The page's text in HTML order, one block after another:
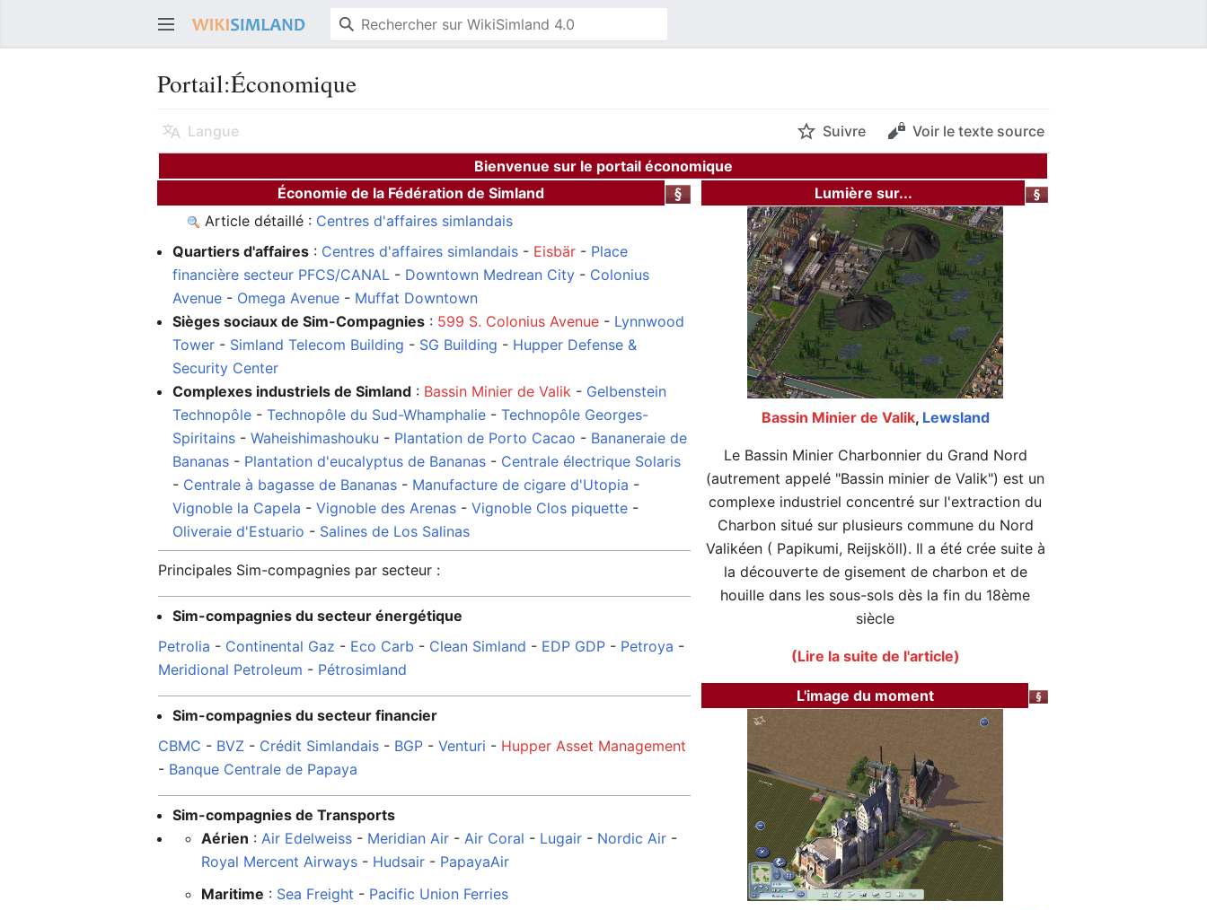
Portail:Économique
Langue Suivre
Voir le texte source
Bienvenue sur le portail économique
Économie de la Fédération de Simland
Article détaillé : Centres d'affaires simlandais
Quartiers d'affaires : Centres d'affaires simlandais - Eisbär - Place
financière secteur PFCS/CANAL - Downtown Medrean City - Colonius
Avenue - Omega Avenue - Muffat Downtown
Sièges sociaux de Sim-Compagnies : 599 S. Colonius Avenue - Lynnwood
Tower - Simland Telecom Building - SG Building - Hupper Defense &
Security Center
Complexes industriels de Simland : Bassin Minier de Valik - Gelbenstein
Technopôle -Technopôle du Sud-Whamphalie -Technopôle Georges-
Spiritains -Waheishimashouku - Plantation de Porto Cacao - Bananeraie de
Bananas - Plantation d'eucalyptus de Bananas - Centrale électrique Solaris
- Centrale à bagasse de Bananas - Manufacture de cigare d'Utopia -
Vignoble la Capela -Vignoble des Arenas -Vignoble Clos piquette -
Oliveraie d'Estuario - Salines de Los Salinas
Principales Sim-compagnies par secteur :
Sim-compagnies du secteur énergétique
Petrolia - Continental Gaz - Eco Carb - Clean Simland - EDP GDP - Petroya‎ -
Meridional Petroleum - Pétrosimland
Sim-compagnies du secteur financier
CBMC - BVZ - Crédit Simlandais - BGP -Venturi - Hupper Asset Management
- Banque Centrale de Papaya
Sim-compagnies de Transports
Aérien :Air Edelweiss - Meridian Air -Air Coral - Lugair - Nordic Air -
Royal Mercent Airways - Hudsair - PapayaAir
Maritime : Sea Freight - Pacific Union Ferries
Lumière sur...
Bassin Minier de Valik, Lewsland
Le Bassin Minier Charbonnier du Grand Nord
(autrement appelé "Bassin minier de Valik") est un
complexe industriel concentré sur l'extraction du
Charbon situé sur plusieurs commune du Nord
Valikéen ( Papikumi, Reijsköll). Il a été crée suite à
la découverte de gisement de charbon et de
houille dans les sous-sols dès la fin du 18ème
siècle
(Lire la suite de l'article)
L'image du moment